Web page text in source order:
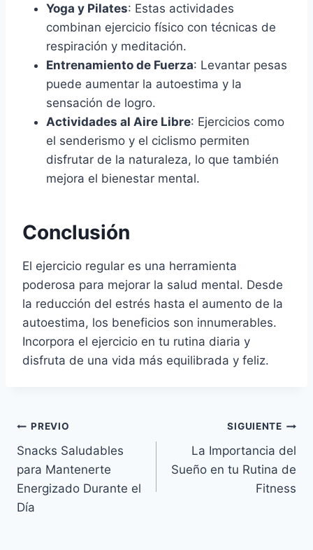
Yoga y Pilates: Estas actividades
combinan ejercicio físico con técnicas de
respiración y meditación.
Entrenamiento de Fuerza: Levantar pesas
puede aumentar la autoestima y la
sensación de logro.
Actividades al Aire Libre: Ejercicios como
el senderismo y el ciclismo permiten
disfrutar de la naturaleza, lo que también
mejora el bienestar mental.
Conclusión
El ejercicio regular es una herramienta
poderosa para mejorar la salud mental. Desde
la reducción del estrés hasta el aumento de la
autoestima, los beneficios son innumerables.
Incorpora el ejercicio en tu rutina diaria y
disfruta de una vida más equilibrada y feliz.
Navegación
de
entradas
PREVIO
Snacks Saludables
para Mantenerte
Energizado Durante el
Día
SIGUIENTE
La Importancia del
Sueño en tu Rutina de
Fitness